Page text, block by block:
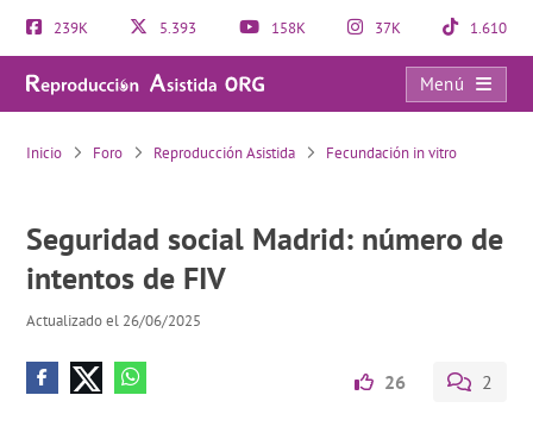
239K 5.393 158K 37K 1.610
Menú
Seguridad social Madrid: número de intentos de FIV
Inicio Foro Reproducción Asistida Fecundación in vitro
Seguridad social Madrid: número de
intentos de FIV
Actualizado el 26/06/2025
26 2